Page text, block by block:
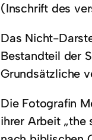
(Inschrift des
Das Nicht-
Bestandteil der
Grundsätzliche
Die Fotografin
ihrer Arbeit „the